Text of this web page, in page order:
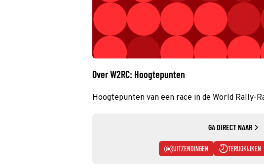
Over W2RC: Hoogtepunten
Hoogtepunten van een race in de World Rally-
GA DIRECT NAAR
UITZENDINGEN TERUGKIJKEN